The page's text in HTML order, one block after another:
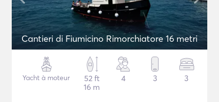
Cantieri di Fiumicino Rimorchiatore 16 metri
Yacht à moteur
52 ft
16 m
4 3 3